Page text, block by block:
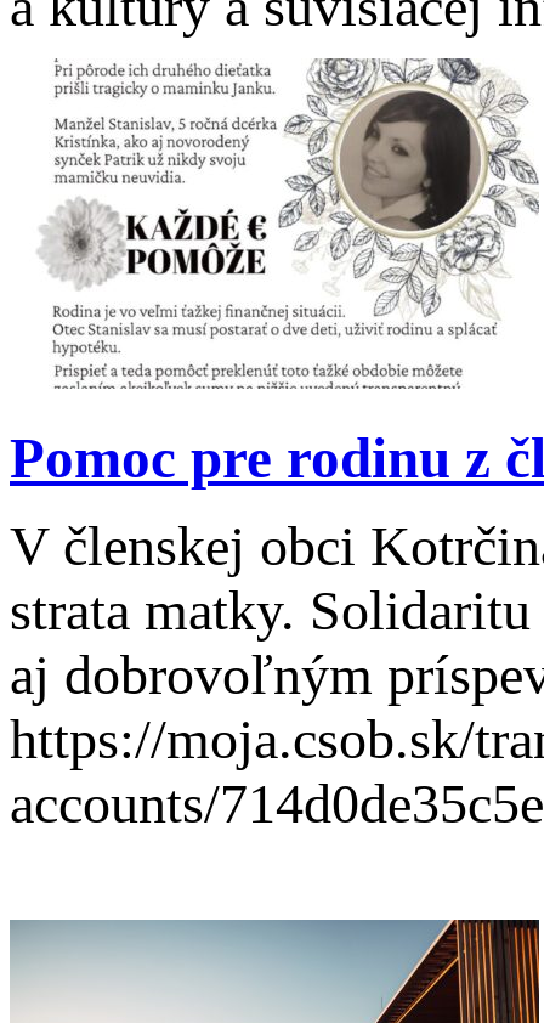
Pomoc pre rodinu z
V členskej obci
strata matky.
aj dobrovoľným
https://moja.csob.sk/
accounts/